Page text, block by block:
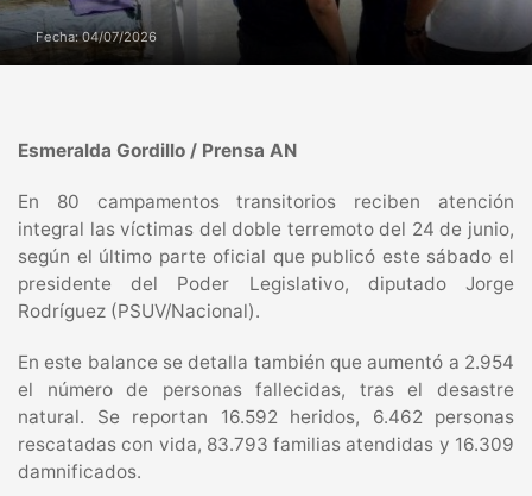
Fecha: 04/07/2026
Esmeralda Gordillo / Prensa AN
En 80 campamentos transitorios reciben atención
integral las víctimas del doble terremoto del 24 de junio,
según el último parte oficial que publicó este sábado el
presidente del Poder Legislativo, diputado Jorge
Rodríguez (PSUV/Nacional).
En este balance se detalla también que aumentó a 2.954
el número de personas fallecidas, tras el desastre
natural. Se reportan 16.592 heridos, 6.462 personas
rescatadas con vida, 83.793 familias atendidas y 16.309
damnificados.